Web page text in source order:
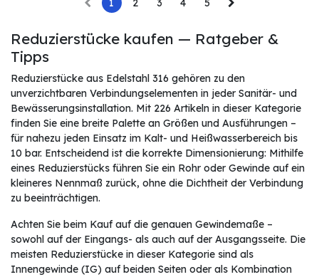
Reduzierstücke kaufen — Ratgeber &
Tipps
Reduzierstücke aus Edelstahl 316 gehören zu den
unverzichtbaren Verbindungselementen in jeder Sanitär- und
Bewässerungsinstallation. Mit 226 Artikeln in dieser Kategorie
finden Sie eine breite Palette an Größen und Ausführungen –
für nahezu jeden Einsatz im Kalt- und Heißwasserbereich bis
10 bar. Entscheidend ist die korrekte Dimensionierung: Mithilfe
eines Reduzierstücks führen Sie ein Rohr oder Gewinde auf ein
kleineres Nennmaß zurück, ohne die Dichtheit der Verbindung
zu beeinträchtigen.
Achten Sie beim Kauf auf die genauen Gewindemaße –
sowohl auf der Eingangs- als auch auf der Ausgangsseite. Die
meisten Reduzierstücke in dieser Kategorie sind als
Innengewinde (IG) auf beiden Seiten oder als Kombination